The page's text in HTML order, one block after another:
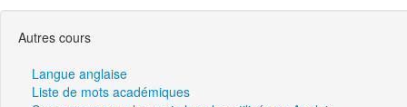
Autres cours
Langue anglaise
Liste de mots académiques